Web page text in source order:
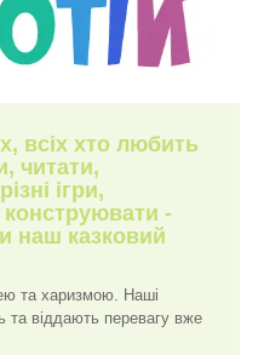
всіх хто любить
читати,
ігри,
-
наш казковий
та харизмою. Наші
та віддають перевагу вже